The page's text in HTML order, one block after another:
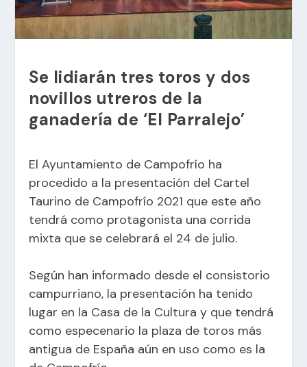
Se lidiarán tres toros y dos
novillos utreros de la
ganadería de ‘El Parralejo’
El Ayuntamiento de Campofrío ha
procedido a la presentación del Cartel
Taurino de Campofrío 2021 que este año
tendrá como protagonista una corrida
mixta que se celebrará el 24 de julio.
Según han informado desde el consistorio
campurriano, la presentación ha tenido
lugar en la Casa de la Cultura y que tendrá
como especenario la plaza de toros más
antigua de España aún en uso como es la